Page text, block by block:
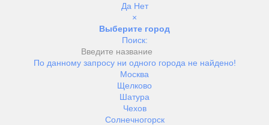
Да Нет
×
Выберите город
Поиск:
По данному запросу ни одного города не найдено!
Москва
Щелково
Шатура
Чехов
Солнечногорск